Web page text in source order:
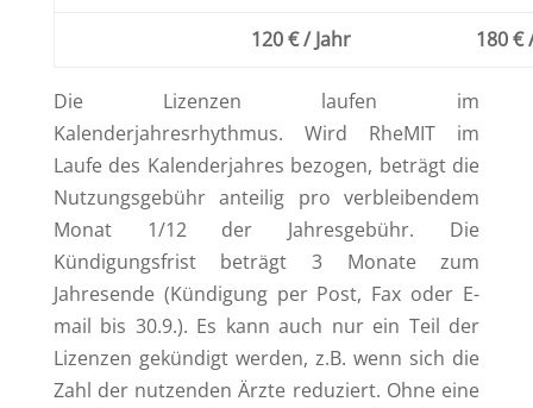
120 € / Jahr 180 €
Die Lizenzen laufen im
Kalenderjahresrhythmus. Wird RheMIT im
Laufe des Kalenderjahres bezogen, beträgt die
Nutzungsgebühr anteilig pro verbleibendem
Monat 1/12 der Jahresgebühr. Die
Kündigungsfrist beträgt 3 Monate zum
Jahresende (Kündigung per Post, Fax oder E-
mail bis 30.9.). Es kann auch nur ein Teil der
Lizenzen gekündigt werden, z.B. wenn sich die
Zahl der nutzenden Ärzte reduziert. Ohne eine